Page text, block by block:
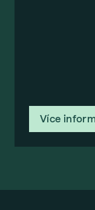
Více